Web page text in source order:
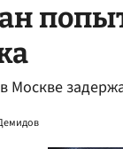
Москве